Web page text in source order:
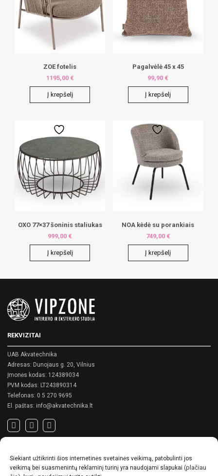
Siekiant užtikrinti šios internetinės svetainės veikimą, patobulinti jos
veikimą bei suasmenintų reklaminį turinį yra naudojami slapukai (plačiau
ZOE fotelis
1195,00 €
Į krepšelį
Pagalvėlė 45 x 45
99,90 €
Į krepšelį
OXO 77×37 šoninis staliukas
999,00 €
Į krepšelį
NOA kėdė su porankiais
749,00 €
Į krepšelį
REKVIZITAI
UAB Akvatechnika
Adresas: Dunojaus g. 20, Vilnius
Įmonės kodas: 124389034
PVM kodas: LT243890314
Telefonas: 0 5 270 9695
El. paštas: info@akvatechnika.lt
Privatumo politika